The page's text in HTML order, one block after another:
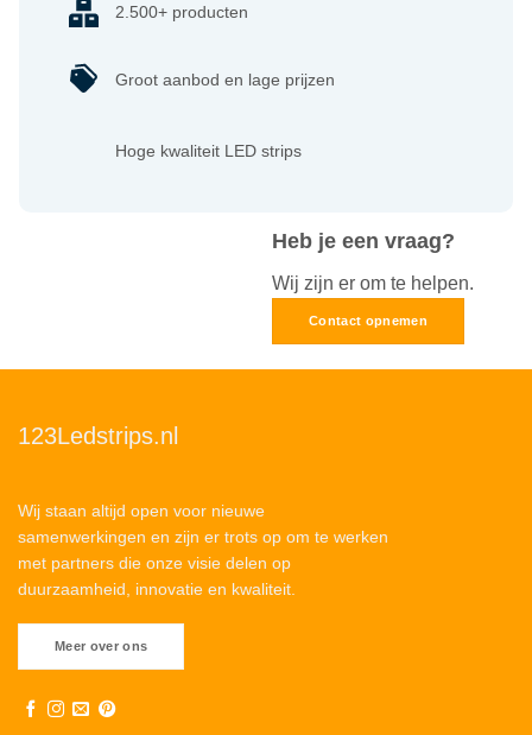
Heb je een vraag?
Wij zijn er om te helpen.
Contact opnemen
2.500+ producten
Groot aanbod en lage prijzen
Hoge kwaliteit LED strips
123Ledstrips.nl
Wij staan altijd open voor nieuwe
samenwerkingen en zijn er trots op om te werken
met partners die onze visie delen op
duurzaamheid, innovatie en kwaliteit.
Meer over ons